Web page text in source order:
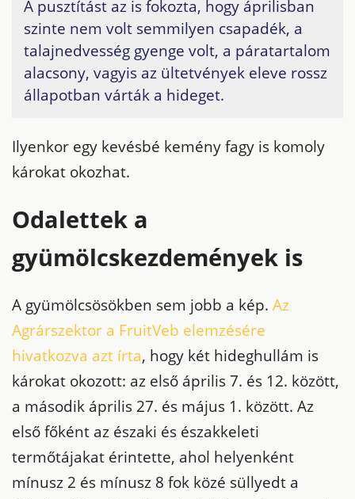
A pusztítást az is fokozta, hogy áprilisban
szinte nem volt semmilyen csapadék, a
talajnedvesség gyenge volt, a páratartalom
alacsony, vagyis az ültetvények eleve rossz
állapotban várták a hideget.
Ilyenkor egy kevésbé kemény fagy is komoly
károkat okozhat.
Odalettek a
gyümölcskezdemények is
A gyümölcsösökben sem jobb a kép. Az
Agrárszektor a FruitVeb elemzésére
hivatkozva azt írta, hogy két hideghullám is
károkat okozott: az első április 7. és 12. között,
a második április 27. és május 1. között. Az
első főként az északi és északkeleti
termőtájakat érintette, ahol helyenként
mínusz 2 és mínusz 8 fok közé süllyedt a